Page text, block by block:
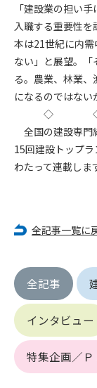
「建設業の担い
入職する重要性
本は21世紀に内
ない」と展望。
る。農業、林業
になるのではない
◇
全国の建設専門
15回建設トップ
わたって連載しま
全記事一覧に
全記事
インタビュー
特集企画／Ｐ
(6) 管理者が承
(7) 公序良俗に反
(8) 犯罪的行為
(9) その他、法
(10) 建設資料
を、営利
に第三者に
第7条（登録内
管理者は、会員
恐れのあるもの
(3) 広告掲載料
第8条（サービ
管理者は、会
廃止を含み)し
できるものとし
被った損害につ
します。
第9条（会員の